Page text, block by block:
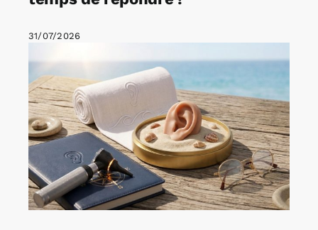
31/07/2026